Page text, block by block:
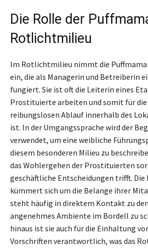
Die Rolle der
Rotlichtmilieu
Im Rotlichtmilieu nimmt die
ein, die als Managerin und Betreiberin
fungiert. Sie ist oft die Leiterin eines
Prostituierte arbeiten und somit für die
reibungslosen Ablauf innerhalb des
ist. In der Umgangssprache wird der
verwendet, um eine weibliche
diesem besonderen Milieu zu
das Wohlergehen der Prostituierten
geschäftliche Entscheidungen trifft. Die
kümmert sich um die Belange ihrer
steht häufig in direktem Kontakt zu
angenehmes Ambiente im Bordell zu
hinaus ist sie auch für die Einhaltung
Vorschriften verantwortlich, was das